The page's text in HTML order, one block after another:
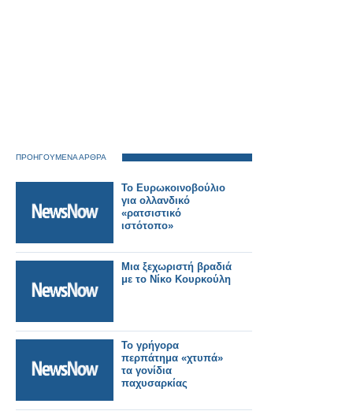
ΠΡΟΗΓΟΥΜΕΝΑ ΑΡΘΡΑ
Το Ευρωκοινοβούλιο
για ολλανδικό
«ρατσιστικό
ιστότοπο»
Μια ξεχωριστή βραδιά
με το Νίκο Κουρκούλη
Το γρήγορα
περπάτημα «χτυπά»
τα γονίδια
παχυσαρκίας